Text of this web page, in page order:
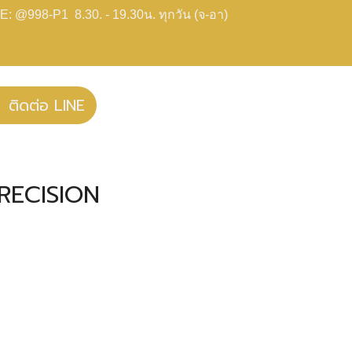
@998-P1 8.30. - 19.30น. ทุกวัน (จ-อา)
ติดต่อ LINE